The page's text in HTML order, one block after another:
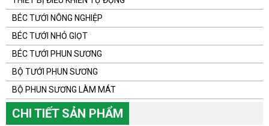
BÉC TƯỚI NÔNG NGHIỆP
BÉC TƯỚI NHỎ GIỌT
BÉC TƯỚI PHUN SƯƠNG
BỘ TƯỚI PHUN SƯƠNG
BỘ PHUN SƯƠNG LÀM MÁT
CHI TIẾT SẢN PHẨM